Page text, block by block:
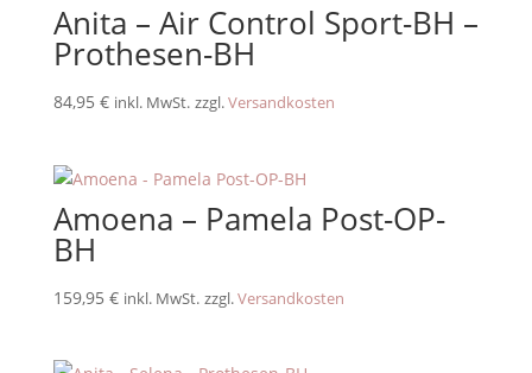
Anita – Air Control Sport-BH –
Prothesen-BH
84,95 € inkl. MwSt. zzgl.Versandkosten
Amoena – Pamela Post-OP-
BH
159,95 € inkl. MwSt. zzgl.Versandkosten